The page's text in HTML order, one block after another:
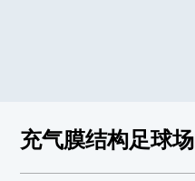
充气膜结构足球场